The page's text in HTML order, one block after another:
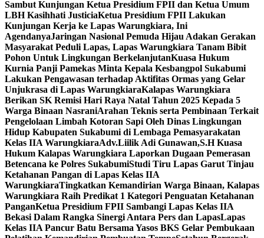
Sambut Kunjungan Ketua Presidium FPII dan Ketua Umum
LBH Kasihhati JusticiaKetua Presidium FPII Lakukan
Kunjungan Kerja ke Lapas Warungkiara, Ini
AgendanyaJaringan Nasional Pemuda Hijau Adakan Gerakan
Masyarakat Peduli Lapas, Lapas Warungkiara Tanam Bibit
Pohon Untuk Lingkungan BerkelanjutanKuasa Hukum
Kurnia Panji Pamekas Minta Kepala Kesbangpol Sukabumi
Lakukan Pengawasan terhadap Aktifitas Ormas yang Gelar
Unjukrasa di Lapas WarungkiaraKalapas Warungkiara
Berikan SK Remisi Hari Raya Natal Tahun 2025 Kepada 5
Warga Binaan NasraniArahan Teknis serta Pembinaan Terkait
Pengelolaan Limbah Kotoran Sapi Oleh Dinas Lingkungan
Hidup Kabupaten Sukabumi di Lembaga Pemasyarakatan
Kelas IIA WarungkiaraAdv.Liilik Adi Gunawan,S.H Kuasa
Hukum Kalapas Warungkiara Laporkan Dugaan Pemerasan
Betencana ke Polres SukabumiStudi Tiru Lapas Garut Tinjau
Ketahanan Pangan di Lapas Kelas IIA
WarungkiaraTingkatkan Kemandirian Warga Binaan, Kalapas
Warungkiara Raih Predikat 1 Kategori Penguatan Ketahanan
PanganKetua Presidium FPII Sambangi Lapas Kelas IIA
Bekasi Dalam Rangka Sinergi Antara Pers dan LapasLapas
Kelas IIA Pancur Batu Bersama Yasos BKS Gelar Pembukaan